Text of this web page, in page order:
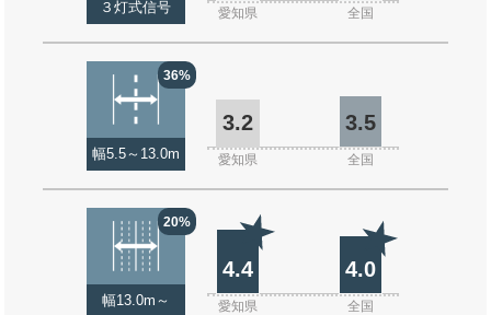
３灯式信号 愛知県 全国
36%
幅5.5～13.0m
3.2 3.5
愛知県 全国
20%
幅13.0m～
4.4 4.0
愛知県 全国